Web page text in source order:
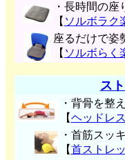
・長時間の座
【 ソルボラク
座るだけで姿
【 ソルボらく
ス
・背骨を整
【ヘッドレ
・首筋スッ
【首ストレ